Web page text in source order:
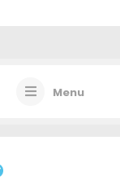
Menu